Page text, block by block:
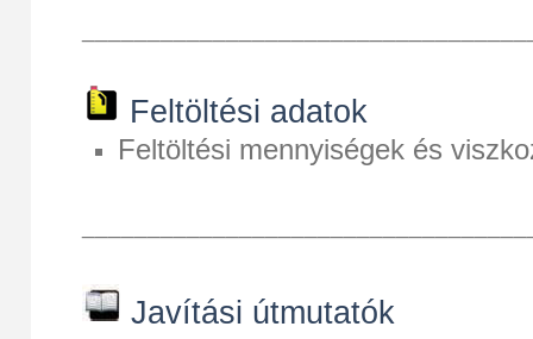
Feltöltési adatok
Feltöltési mennyiségek és
Javítási útmutatók